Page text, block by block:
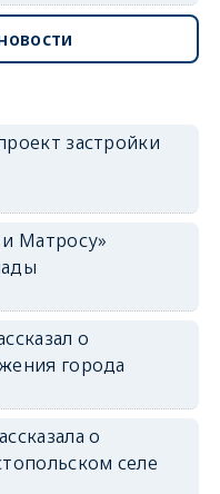
застройки
Матросу»
о
города
о
селе